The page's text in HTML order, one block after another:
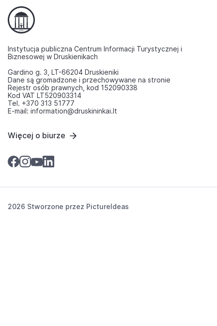
Instytucja publiczna Centrum Informacji Turystycznej i
Biznesowej w Druskienikach
Gardino g. 3, LT-66204 Druskieniki
Dane są gromadzone i przechowywane na stronie
Rejestr osób prawnych, kod 152090338
Kod VAT LT520903314
Tel. +370 313 51777
E-mail: information@druskininkai.lt
Więcej o biurze
2026 Stworzone przez PictureIdeas